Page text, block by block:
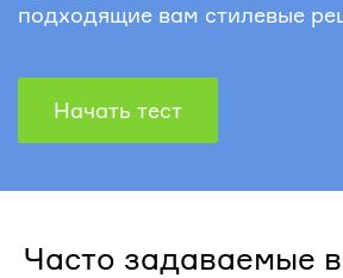
подходящие вам стилевые
Начать тест
Часто задаваемые